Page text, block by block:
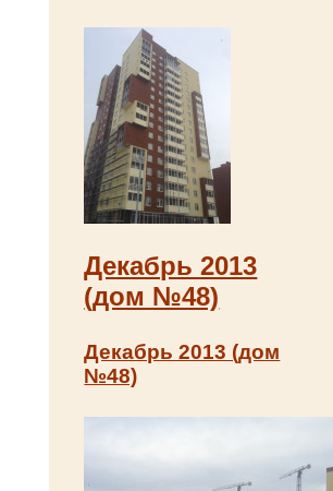
Декабрь 2013
(дом №48)
Декабрь 2013 (дом
№48)